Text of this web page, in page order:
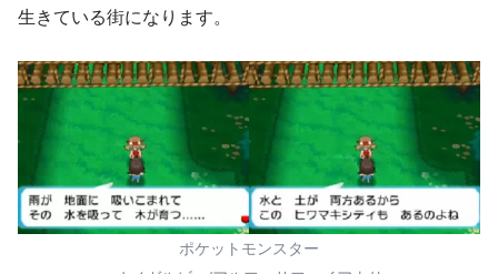
生きている街になります。
ポケットモンスター